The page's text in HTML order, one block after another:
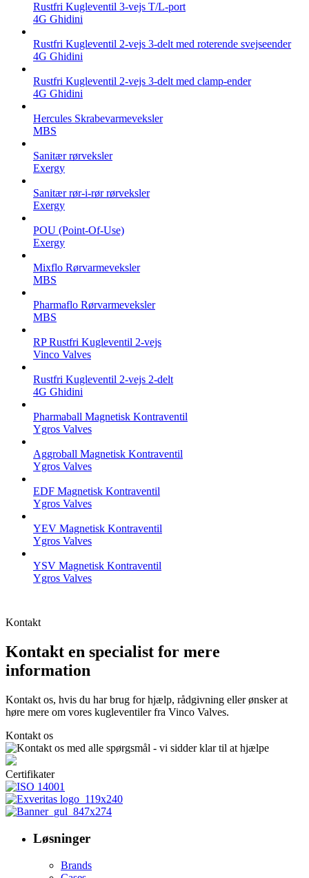
Rustfri Kugleventil 3-vejs T/L-port
4G Ghidini
Rustfri Kugleventil 2-vejs 3-delt med roterende svejseender
4G Ghidini
Rustfri Kugleventil 2-vejs 3-delt med clamp-ender
4G Ghidini
Hercules Skrabevarmeveksler
MBS
Sanitær rørveksler
Exergy
Sanitær rør-i-rør rørveksler
Exergy
POU (Point-Of-Use)
Exergy
Mixflo Rørvarmeveksler
MBS
Pharmaflo Rørvarmeveksler
MBS
RP Rustfri Kugleventil 2-vejs
Vinco Valves
Rustfri Kugleventil 2-vejs 2-delt
4G Ghidini
Pharmaball Magnetisk Kontraventil
Ygros Valves
Aggroball Magnetisk Kontraventil
Ygros Valves
EDF Magnetisk Kontraventil
Ygros Valves
YEV Magnetisk Kontraventil
Ygros Valves
YSV Magnetisk Kontraventil
Ygros Valves
Kontakt
Kontakt en specialist for mere
information
Kontakt os, hvis du har brug for hjælp, rådgivning eller ønsker at
høre mere om vores kugleventiler fra Vinco Valves.
Kontakt os
Certifikater
Løsninger
Brands